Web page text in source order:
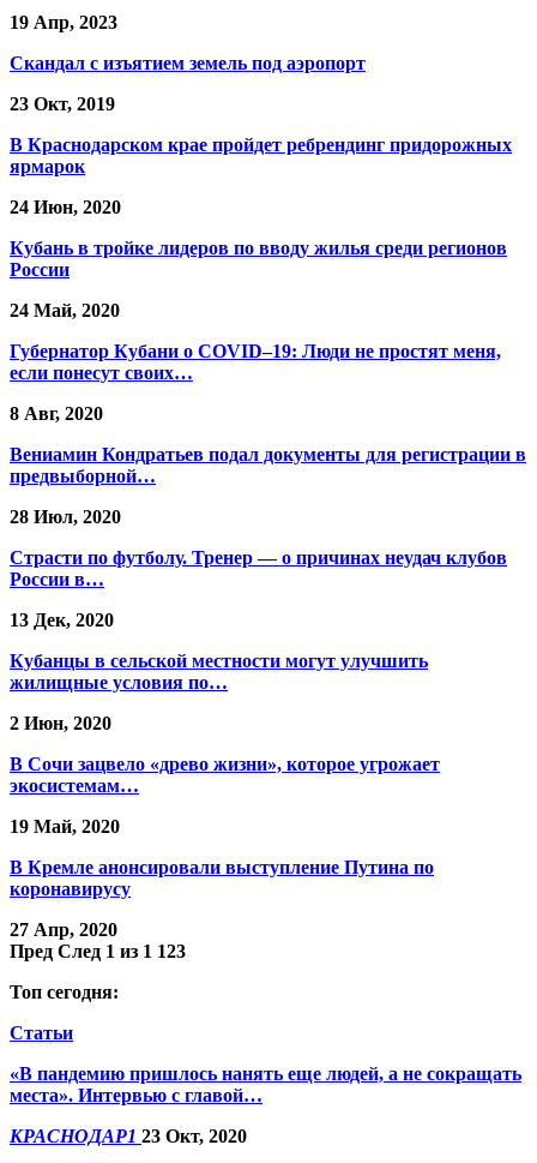
19 Апр, 2023
Скандал с изъятием земель под аэропорт
23 Окт, 2019
В Краснодарском крае пройдет ребрендинг придорожных
ярмарок
24 Июн, 2020
Кубань в тройке лидеров по вводу жилья среди регионов
России
24 Май, 2020
Губернатор Кубани о COVID–19: Люди не простят меня,
если понесут своих…
8 Авг, 2020
Вениамин Кондратьев подал документы для регистрации в
предвыборной…
28 Июл, 2020
Страсти по футболу. Тренер — о причинах неудач клубов
России в…
13 Дек, 2020
Кубанцы в сельской местности могут улучшить
жилищные условия по…
2 Июн, 2020
В Сочи зацвело «древо жизни», которое угрожает
экосистемам…
19 Май, 2020
В Кремле анонсировали выступление Путина по
коронавирусу
27 Апр, 2020
Пред След 1 из 1 123
Топ сегодня:
Статьи
«В пандемию пришлось нанять еще людей, а не сокращать
места». Интервью с главой…
КРАСНОДАР1 23 Окт, 2020